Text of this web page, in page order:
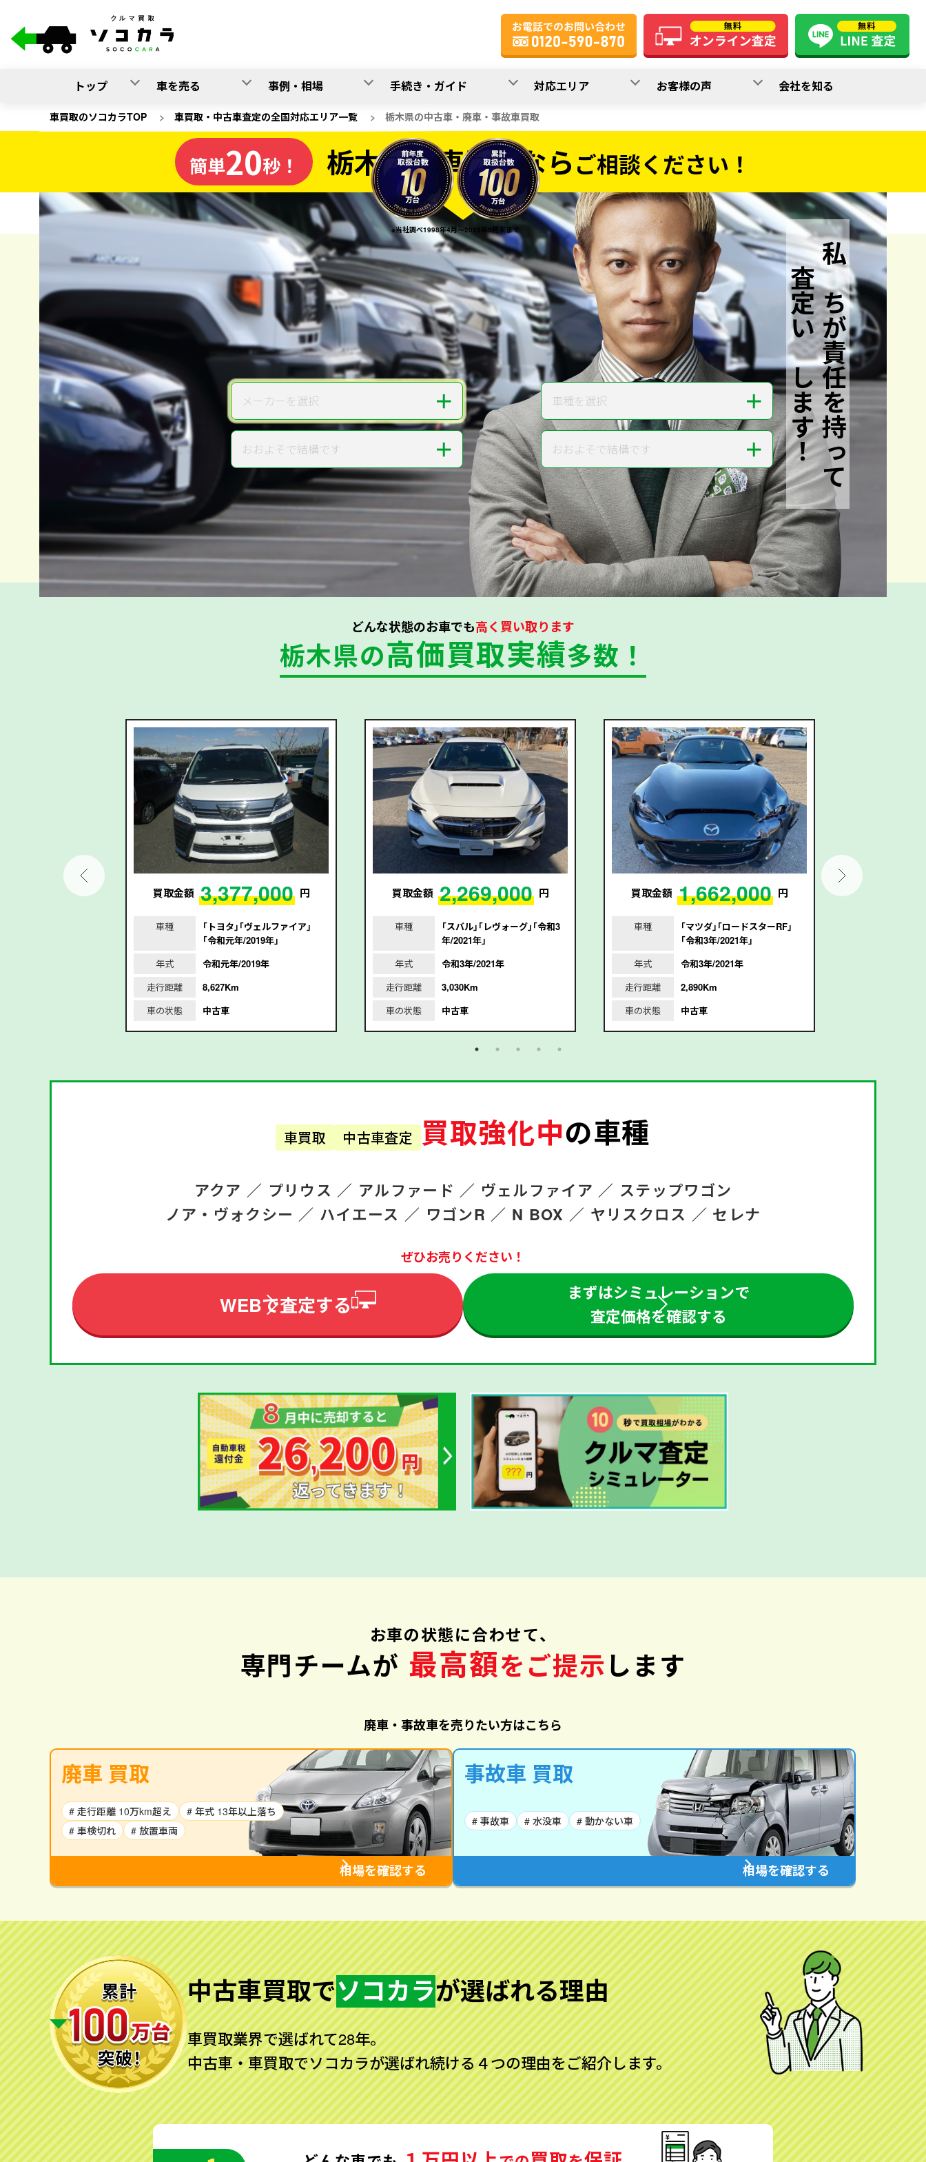
トップ 車を売る 事例・相場 手続き・ガイド 対応エリア お客様の声 会社を知る
車買取のソコカラTOP > 車買取・中古車査定の全国対応エリア一覧 > 栃木県の中古車・廃車・事故車買取
栃木県の車買取なら
ソコカラの
電話か出張か、高い方の査定を提案。
だから高価買取!
※当社調べ1998年4月～2025年3月末まで
私たちが責任を持って
査定いたします！
簡単20秒！ 栃木県の車買取ならご相談ください！
20秒で入力完了！
無料でカンタンWeb査定
ご依頼いただいたお車を丁寧に査定いたします
メーカー メーカーを選択 ＋ 車種 車種を選択 ＋
年式 おおよそで結構です ＋ 走行距離 おおよそで結構です ＋
無料で査定する
どんな状態のお車でも高く買い取ります
栃木県の高価買取実績多数！
円 買取金額 3,377,000 円
車種
｢トヨタ｣｢ヴェルファイア｣
｢令和元年/2019年｣
年式
令和元年/2019年
走行距離
8,627Km
車の状態
中古車
買取金額 2,269,000 円
車種
｢スバル｣｢レヴォーグ｣｢令和3
年/2021年｣
年式
令和3年/2021年
走行距離
3,030Km
車の状態
中古車
買取金額 1,662,000 円
車種
｢マツダ｣｢ロードスターRF｣
｢令和3年/2021年｣
年式
令和3年/2021年
走行距離
2,890Km
車の状態
中古車
車買取 中古車査定 買取強化中の車種
アクア ／ プリウス ／ アルファード ／ ヴェルファイア ／ ステップワゴン
ノア・ヴォクシー ／ ハイエース ／ ワゴンR ／ N BOX ／ ヤリスクロス ／ セレナ
ぜひお売りください！
WEBで査定する
まずはシミュレーションで
査定価格を確認する
お車の状態に合わせて、
専門チームが 最高額をご提示します
廃車・事故車を売りたい方はこちら
廃車 買取
# 走行距離 10万km超え
# 年式 13年以上落ち
# 車検切れ
# 放置車両
相場を確認する
事故車 買取
# 事故車 # 水没車 # 動かない車
相場を確認する
中古車買取でソコカラが選ばれる理由
車買取業界で選ばれて28年。
中古車・車買取でソコカラが選ばれ続ける４つの理由をご紹介します。